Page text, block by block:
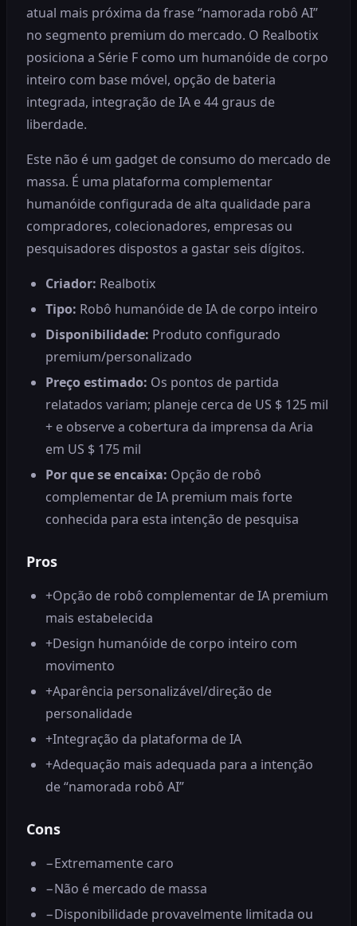
atual mais próxima da frase “namorada robô AI”
no segmento premium do mercado. O Realbotix
posiciona a Série F como um humanóide de corpo
inteiro com base móvel, opção de bateria
integrada, integração de IA e 44 graus de
liberdade.
Este não é um gadget de consumo do mercado de
massa. É uma plataforma complementar
humanóide configurada de alta qualidade para
compradores, colecionadores, empresas ou
pesquisadores dispostos a gastar seis dígitos.
Criador: Realbotix
Tipo: Robô humanóide de IA de corpo inteiro
Disponibilidade: Produto configurado
premium/personalizado
Preço estimado: Os pontos de partida
relatados variam; planeje cerca de US $ 125 mil
+ e observe a cobertura da imprensa da Aria
em US $ 175 mil
Por que se encaixa: Opção de robô
complementar de IA premium mais forte
conhecida para esta intenção de pesquisa
Pros
+Opção de robô complementar de IA premium
mais estabelecida
+Design humanóide de corpo inteiro com
movimento
+Aparência personalizável/direção de
personalidade
+Integração da plataforma de IA
+Adequação mais adequada para a intenção
de “namorada robô AI”
Cons
−Extremamente caro
−Não é mercado de massa
−Disponibilidade provavelmente limitada ou